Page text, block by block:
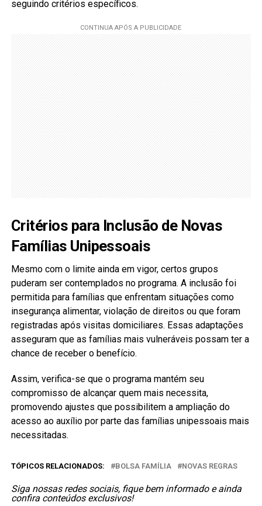
seguindo critérios específicos.
Critérios para Inclusão de Novas
Famílias Unipessoais
Mesmo com o limite ainda em vigor, certos grupos
puderam ser contemplados no programa. A inclusão foi
permitida para famílias que enfrentam situações como
insegurança alimentar, violação de direitos ou que foram
registradas após visitas domiciliares. Essas adaptações
asseguram que as famílias mais vulneráveis possam ter a
chance de receber o benefício.
Assim, verifica-se que o programa mantém seu
compromisso de alcançar quem mais necessita,
promovendo ajustes que possibilitem a ampliação do
acesso ao auxílio por parte das famílias unipessoais mais
necessitadas.
TÓPICOS RELACIONADOS: BOLSA FAMÍLIA NOVAS REGRAS
Siga nossas redes sociais, fique bem informado e ainda
confira conteúdos exclusivos!